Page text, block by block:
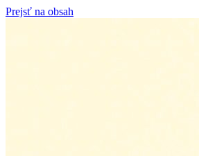
Prejsť na obsah